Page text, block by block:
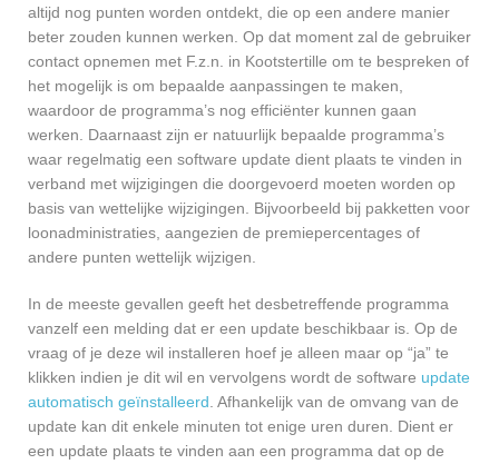
altijd nog punten worden ontdekt, die op een andere manier
beter zouden kunnen werken. Op dat moment zal de gebruiker
contact opnemen met F.z.n. in Kootstertille om te bespreken of
het mogelijk is om bepaalde aanpassingen te maken,
waardoor de programma’s nog efficiënter kunnen gaan
werken. Daarnaast zijn er natuurlijk bepaalde programma’s
waar regelmatig een software update dient plaats te vinden in
verband met wijzigingen die doorgevoerd moeten worden op
basis van wettelijke wijzigingen. Bijvoorbeeld bij pakketten voor
loonadministraties, aangezien de premiepercentages of
andere punten wettelijk wijzigen.
In de meeste gevallen geeft het desbetreffende programma
vanzelf een melding dat er een update beschikbaar is. Op de
vraag of je deze wil installeren hoef je alleen maar op “ja” te
klikken indien je dit wil en vervolgens wordt de software update
automatisch geïnstalleerd. Afhankelijk van de omvang van de
update kan dit enkele minuten tot enige uren duren. Dient er
een update plaats te vinden aan een programma dat op de